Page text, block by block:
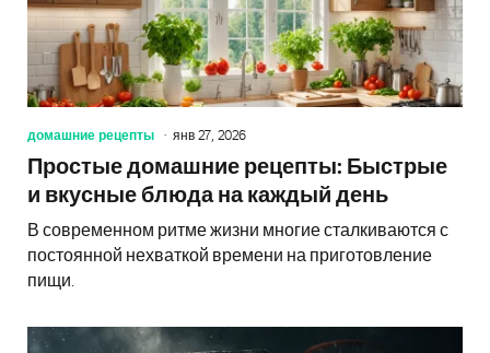
домашние рецепты янв 27, 2026
Простые домашние рецепты: Быстрые
и вкусные блюда на каждый день
В современном ритме жизни многие сталкиваются с
постоянной нехваткой времени на приготовление
пищи.